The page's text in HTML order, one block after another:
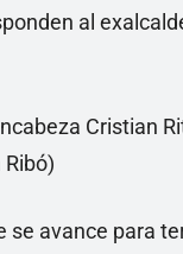
al
se avance para